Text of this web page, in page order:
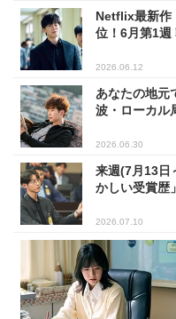
Netflix最新作
位！6月第1週
2026.06.12
あなたの地元
波・ローカル
2026.06.30
来週(7月13日
かしい受賞歴
2026.07.10